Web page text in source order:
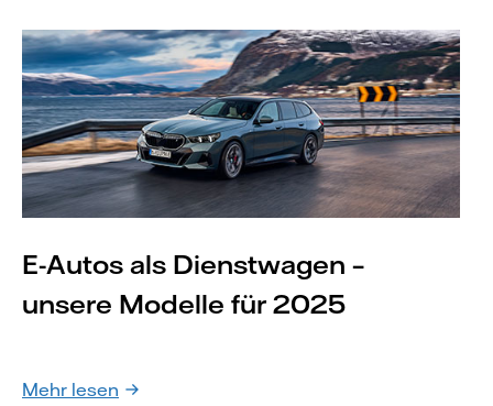
E-Autos als Dienstwagen –
unsere Modelle für 2025
Mehr lesen